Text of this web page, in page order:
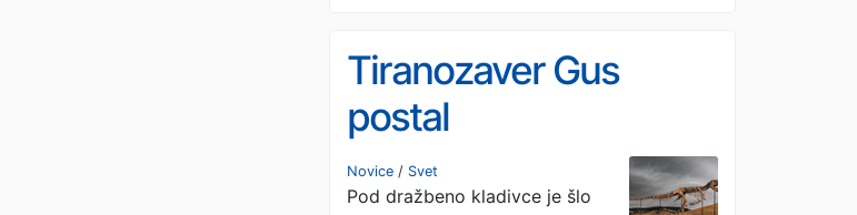
Tiranozaver Gus
postal
najdragocenejši fosil
Novice / Svet
Pod dražbeno kladivce je šlo